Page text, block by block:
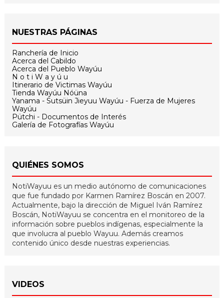
NUESTRAS PÁGINAS
Ranchería de Inicio
Acerca del Cabildo
Acerca del Pueblo Wayúu
N o t i W a y ú u
Itinerario de Victimas Wayúu
Tienda Wayúu Nóüna
Yanama - Sutsüin Jieyuu Wayúu - Fuerza de Mujeres
Wayúu
Pütchi - Documentos de Interés
Galería de Fotografías Wayúu
QUIÉNES SOMOS
NotiWayuu es un medio autónomo de comunicaciones
que fue fundado por Karmen Ramírez Boscán en 2007.
Actualmente, bajo la dirección de Miguel Iván Ramírez
Boscán, NotiWayuu se concentra en el monitoreo de la
información sobre pueblos indígenas, especialmente la
que involucra al pueblo Wayuu. Además creamos
contenido único desde nuestras experiencias.
VIDEOS